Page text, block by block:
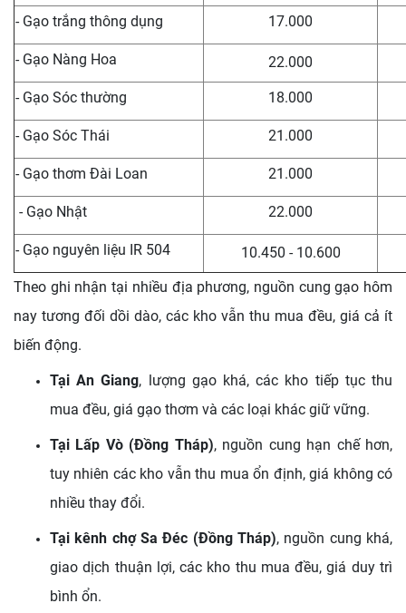
- Gạo trắng thông dụng 17.000
- Gạo Nàng Hoa 22.000
- Gạo Sóc thường 18.000
- Gạo Sóc Thái 21.000
- Gạo thơm Đài Loan 21.000
- Gạo Nhật 22.000
- Gạo nguyên liệu IR 504
10.450 - 10.600
Theo ghi nhận tại nhiều địa phương, nguồn cung gạo hôm
nay tương đối dồi dào, các kho vẫn thu mua đều, giá cả ít
biến động.
Tại An Giang, lượng gạo khá, các kho tiếp tục thu
mua đều, giá gạo thơm và các loại khác giữ vững.
Tại Lấp Vò (Đồng Tháp), nguồn cung hạn chế hơn,
tuy nhiên các kho vẫn thu mua ổn định, giá không có
nhiều thay đổi.
Tại kênh chợ Sa Đéc (Đồng Tháp), nguồn cung khá,
giao dịch thuận lợi, các kho thu mua đều, giá duy trì
bình ổn.